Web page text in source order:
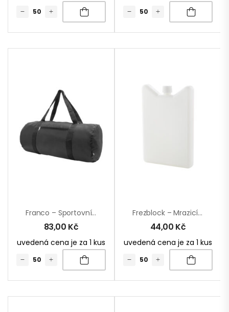
Franco – Sportovní Taška Z RPET
83,00 Kč
uvedená cena je za 1 kus
Frezblock – Mrazicí Blok
44,00 Kč
uvedená cena je za 1 kus